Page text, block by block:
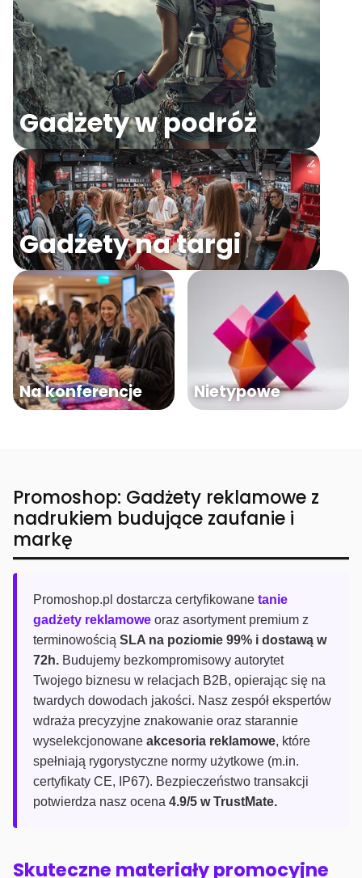
Gadżety w podróż
Gadżety na targi
Na konferencje Nietypowe
Promoshop: Gadżety reklamowe z
nadrukiem budujące zaufanie i
markę
Promoshop.pl dostarcza certyfikowane tanie
gadżety reklamowe oraz asortyment premium z
terminowością SLA na poziomie 99% i dostawą w
72h. Budujemy bezkompromisowy autorytet
Twojego biznesu w relacjach B2B, opierając się na
twardych dowodach jakości. Nasz zespół ekspertów
wdraża precyzyjne znakowanie oraz starannie
wyselekcjonowane akcesoria reklamowe, które
spełniają rygorystyczne normy użytkowe (m.in.
certyfikaty CE, IP67). Bezpieczeństwo transakcji
potwierdza nasz ocena 4.9/5 w TrustMate.
Skuteczne materiały promocyjne